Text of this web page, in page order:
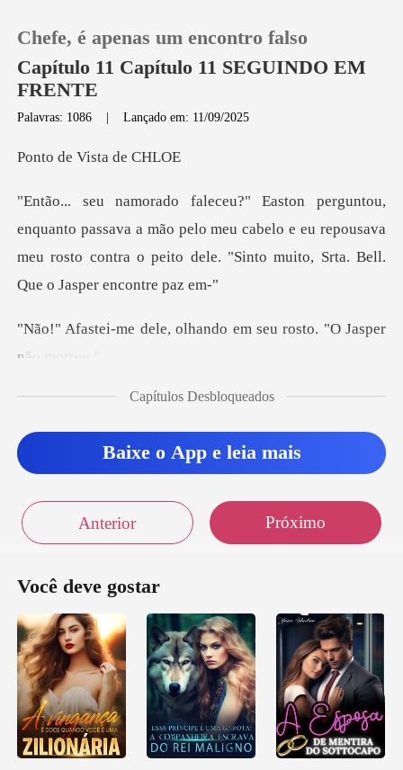
Histórico
Sair
Chefe, é apenas um encontro falso
Capítulo 11 Capítulo 11 SEGUINDO EM
FRENTE
Palavras: 1086 |Lançado em: 11/09/2025
e Vista
ava a mão pelo meu cabelo e eu repousava
meu rosto contra o peit
, olhando em seu rosto
cia tão confuso enqu
Capítulos Desbloqueados
Baixe o App e leia mais
Anterior Próximo
Você deve gostar